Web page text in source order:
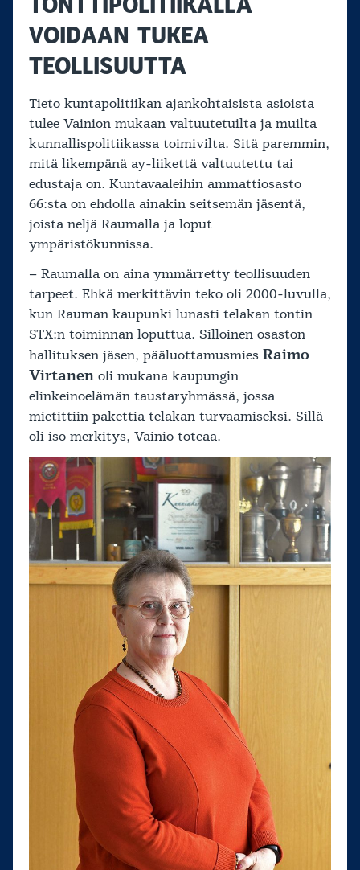
VOIDAAN TUKEA
TEOLLISUUTTA
Tieto kuntapolitiikan ajankohtaisista asioista
tulee Vainion mukaan valtuutetuilta ja muilta
kunnallispolitiikassa toimivilta. Sitä paremmin,
mitä likempänä ay-liikettä valtuutettu tai
edustaja on. Kuntavaaleihin ammattiosasto
66:sta on ehdolla ainakin seitsemän jäsentä,
joista neljä Raumalla ja loput
ympäristökunnissa.
– Raumalla on aina ymmärretty teollisuuden
tarpeet. Ehkä merkittävin teko oli 2000-luvulla,
kun Rauman kaupunki lunasti telakan tontin
STX:n toiminnan loputtua. Silloinen osaston
hallituksen jäsen, pääluottamusmies Raimo
Virtanen oli mukana kaupungin
elinkeinoelämän taustaryhmässä, jossa
mietittiin pakettia telakan turvaamiseksi. Sillä
oli iso merkitys, Vainio toteaa.